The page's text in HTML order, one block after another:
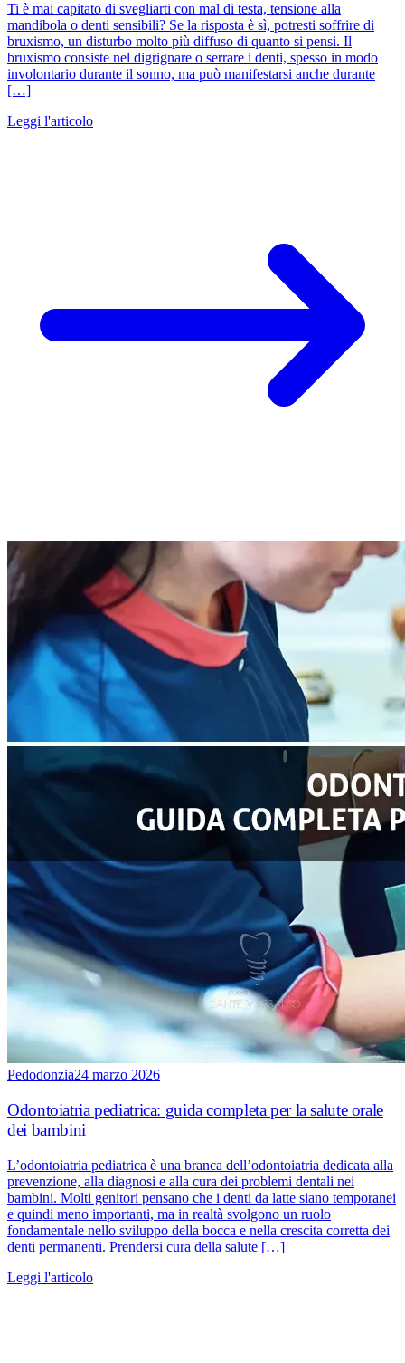
Ti è mai capitato di svegliarti con mal di testa, tensione alla
mandibola o denti sensibili? Se la risposta è sì, potresti soffrire di
bruxismo, un disturbo molto più diffuso di quanto si pensi. Il
bruxismo consiste nel digrignare o serrare i denti, spesso in modo
involontario durante il sonno, ma può manifestarsi anche durante
[…]
Leggi l'articolo
Pedodonzia24 marzo 2026
Odontoiatria pediatrica: guida completa per la salute orale
dei bambini
L’odontoiatria pediatrica è una branca dell’odontoiatria dedicata alla
prevenzione, alla diagnosi e alla cura dei problemi dentali nei
bambini. Molti genitori pensano che i denti da latte siano temporanei
e quindi meno importanti, ma in realtà svolgono un ruolo
fondamentale nello sviluppo della bocca e nella crescita corretta dei
denti permanenti. Prendersi cura della salute […]
Leggi l'articolo